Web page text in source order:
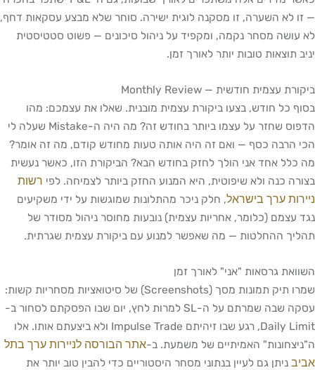
— זו לא השערה, זו מסקנה לוגית ישירה. סוחר שלא מבצע עסקאות דחף,
לא עושה מסחר נקמה, ומקפיד על ניהול סיכונים — פשוט סטטיסטית
יניב תוצאות טובות יותר לאורך זמן.
ביקורת עצמית חודשית — Monthly Review
בסוף כל חודש, בצעו ביקורת עצמית מובנית. שאלו את עצמכם: מהו
הדפוס שחזר על עצמו ביותר בחודש זה? מה היה ה-Mistake שעלה לי
הכי הרבה כסף — ואם זה היה אותה טעות מחודש קודם, מה זה אומר?
מה כלל אחד אני הולך לחזק בחודש הבא? הביקורת הזו, כאשר נעשית
בצורה כנה ולא שיפוטית, היא המנוע החזק ביותר לצמיחה. לפי רשות
ניירות ערך בישראל, חלק ניכר מהתלונות שמוגשות על ידי משקיעים
נגד עצמם (כלומר, אחריות עצמית) נובעות מחוסר ניהול מסודר של
תהליך ההחלטות — מה שאפשר למנוע עם ביקורת עצמית שגרתית.
השוואת גרסאות "אני" לאורך זמן
שמרו תיק תמונות מסך (Screenshots) של סיטואציות מסחריות קשות:
עסקה שבה שמרתם על ה-SL למרות לחץ, יום שבו הפסקתם לסחור ב-
Daily Limit, רגע שבו זיהיתם Impulse Trade ולא ביצעתם אותו. אלו
ה"ניצחונות" האמיתיים של משמעת. ב-אתר הבורסה לניירות ערך בתל
אביב ניתן גם לעיין בנתוני מסחר היסטוריים כדי להבין טוב יותר את